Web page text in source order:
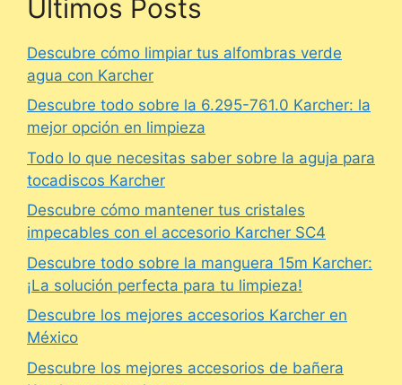
Últimos Posts
Descubre cómo limpiar tus alfombras verde
agua con Karcher
Descubre todo sobre la 6.295-761.0 Karcher: la
mejor opción en limpieza
Todo lo que necesitas saber sobre la aguja para
tocadiscos Karcher
Descubre cómo mantener tus cristales
impecables con el accesorio Karcher SC4
Descubre todo sobre la manguera 15m Karcher:
¡La solución perfecta para tu limpieza!
Descubre los mejores accesorios Karcher en
México
Descubre los mejores accesorios de bañera